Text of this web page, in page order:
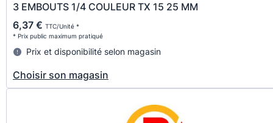
3 EMBOUTS 1/4 COULEUR TX 15 25 MM
6,37 € TTC/Unité *
* Prix public maximum pratiqué
Prix et disponibilité selon magasin
Choisir son magasin